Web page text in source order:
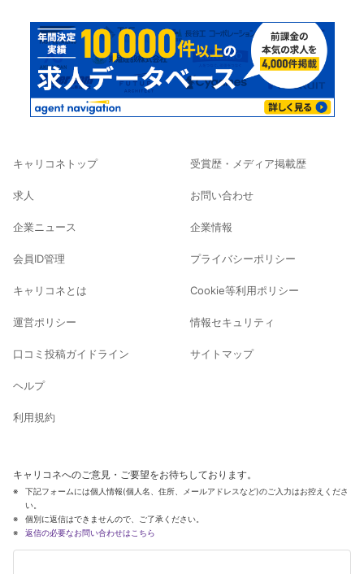
キャリコネトップ
求人
企業ニュース
会員ID管理
キャリコネとは
運営ポリシー
口コミ投稿ガイドライン
ヘルプ
利用規約
受賞歴・メディア掲載歴
お問い合わせ
企業情報
プライバシーポリシー
Cookie等利用ポリシー
情報セキュリティ
サイトマップ
キャリコネへのご意見・ご要望をお待ちしております。
下記フォームには個人情報(個人名、住所、メールアドレスなど)のご入力はお控えくださ
い。
個別に返信はできませんので、ご了承ください。
返信の必要なお問い合わせはこちら